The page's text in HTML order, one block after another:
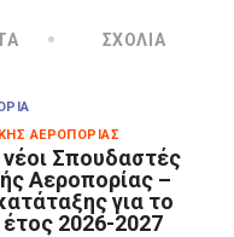
ΣΧΌΛΙΑ
ΑΕΡΟΠΟΡΊΑΣ
Σπουδαστές
Αεροπορίας –
για το
2026-2027